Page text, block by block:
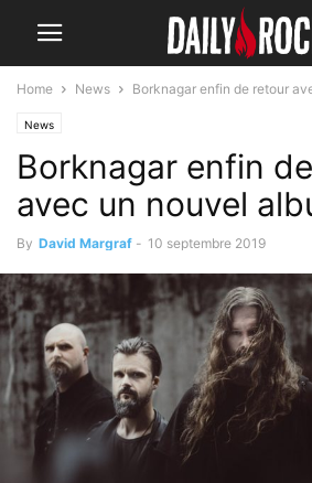
Home News Borknagar enfin de retour
News
Borknagar enfin
avec un nouvel
By David Margraf - 10 septembre 2019